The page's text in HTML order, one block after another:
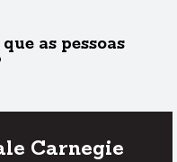
as pessoas
Carnegie